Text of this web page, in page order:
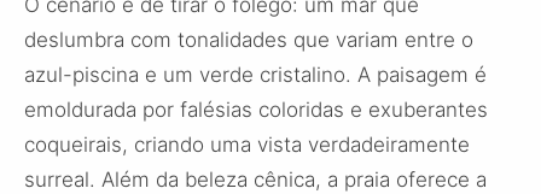
O cenário é de tirar o fôlego: um mar que
deslumbra com tonalidades que variam entre o
azul-piscina e um verde cristalino. A paisagem é
emoldurada por falésias coloridas e exuberantes
coqueirais, criando uma vista verdadeiramente
surreal. Além da beleza cênica, a praia oferece a